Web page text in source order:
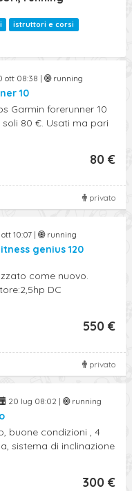
istruttori e corsi
ott 08:38 | running
10
Garmin forerunner 10
80 €. Usati ma pari
80 €
privato
10:07 | running
genius 120
come nuovo.
DC
550 €
privato
20 lug 08:02 | running
buone condizioni , 4
sistema di inclinazione
300 €